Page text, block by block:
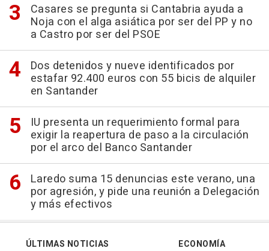
Casares se pregunta si Cantabria ayuda a
Noja con el alga asiática por ser del PP y no
a Castro por ser del PSOE
Dos detenidos y nueve identificados por
estafar 92.400 euros con 55 bicis de alquiler
en Santander
IU presenta un requerimiento formal para
exigir la reapertura de paso a la circulación
por el arco del Banco Santander
Laredo suma 15 denuncias este verano, una
por agresión, y pide una reunión a Delegación
y más efectivos
ÚLTIMAS NOTICIAS
ECONOMÍA